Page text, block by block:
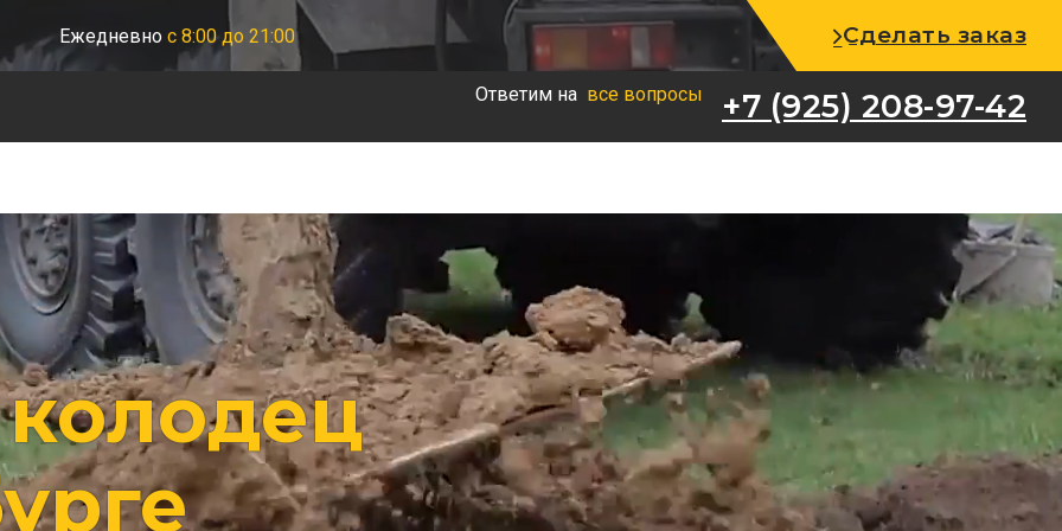
+7 (925) 208-97-42
Ежедневно с 8:00 до 21:00 Сделать заказ
Ответим на все вопросы +7 (925) 208-97-42